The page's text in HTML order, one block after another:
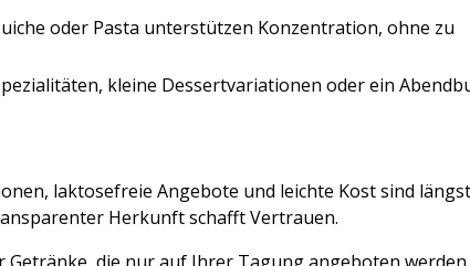
oder Pasta unterstützen Konzentration, ohne zu
kleine Dessertvariationen oder ein
laktosefreie Angebote und leichte Kost sind
Herkunft schafft Vertrauen.